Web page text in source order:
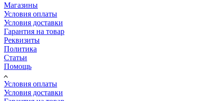
Магазины
Условия оплаты
Условия доставки
Гарантия на товар
Реквизиты
Политика
Статьи
Помощь
Условия оплаты
Условия доставки